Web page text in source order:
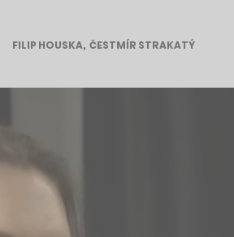
FILIP HOUSKA, ČESTMÍR STRAKATÝ